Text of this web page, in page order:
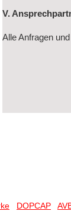
V.
Alle Anfragen
DOPCAP